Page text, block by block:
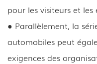
pour les visiteurs et les
● Parallèlement, la
automobiles peut
exigences des